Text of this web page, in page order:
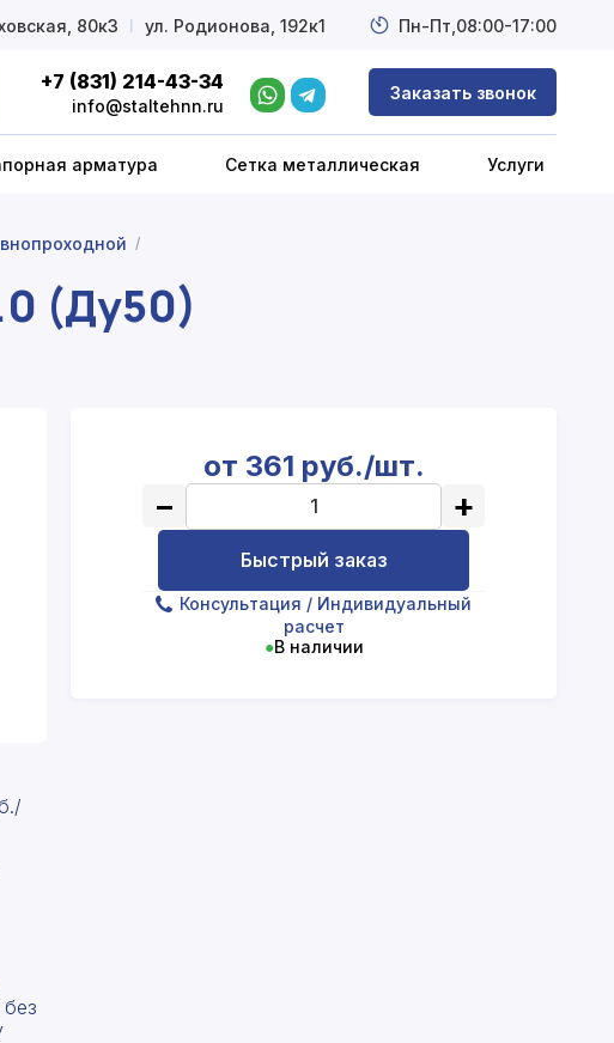
+7 (831) 214-43-34
info@staltehnn.ru
Заказать звонок
арматура Сетка металлическая Услуги
80к3 l ул. Родионова, 192к1 Пн-Пт, 08:00-17:00
/
(Ду50)
от 361 руб./шт.
− +
Быстрый заказ
Консультация / Индивидуальный
расчет
●В наличии